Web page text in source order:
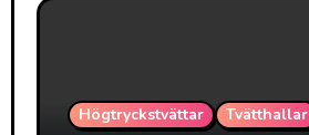
Högtryckstvättar Tvätthallar